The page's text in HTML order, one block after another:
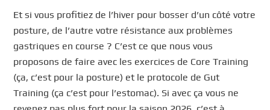
Et si vous profitiez de l’hiver pour bosser d’un côté votre
posture, de l’autre votre résistance aux problèmes
gastriques en course ? C’est ce que nous vous
proposons de faire avec les exercices de Core Training
(ça, c’est pour la posture) et le protocole de Gut
Training (ça c’est pour l’estomac). Si avec ça vous ne